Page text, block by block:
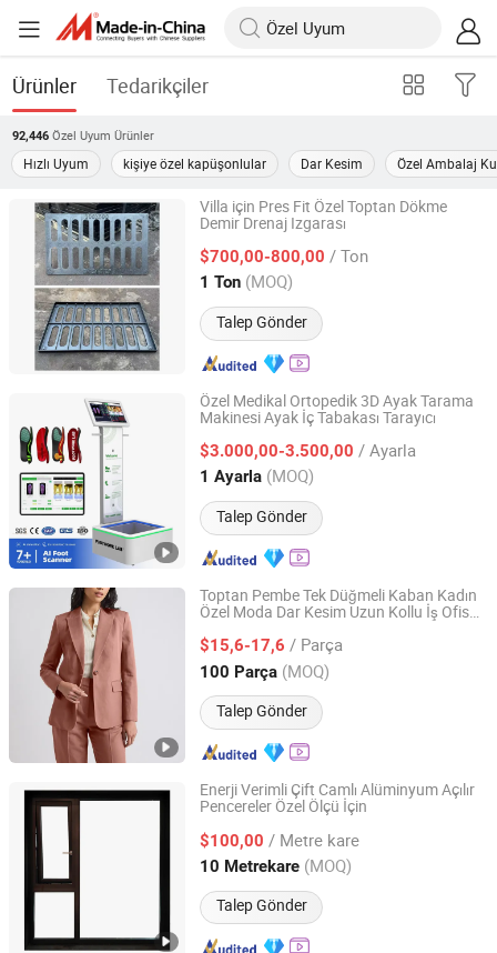
Ürünler Tedarikçiler
92,446 Özel Uyum Ürünler
Hızlı Uyum kişiye özel kapüşonlular Dar Kesim Özel Ambalaj
Villa için Pres Fit Özel Toptan Dökme
Demir Drenaj Izgarası
$700,00-800,00 / Ton
1 Ton (MOQ)
Talep Gönder
Jize County Hengyang Foundry Co., Ltd
Hebei, China Fiyat 2026
Özel Medikal Ortopedik 3D Ayak Tarama
Makinesi Ayak İç Tabakası Tarayıcı
$3.000,00-3.500,00 / Ayarla
1 Ayarla (MOQ)
Talep Gönder
Chongqing Xiaoai Technology Co., Ltd.
Chongqing, China Fiyat 2026
Toptan Pembe Tek Düğmeli Kaban Kadın
Özel Moda Dar Kesim Uzun Kollu İş Ofis
$15,6-17,6 / Parça
100 Parça (MOQ)
Talep Gönder
Dongguan Xiuyu Fashion Garment Co., Ltd.
Guangdong, China Fiyat 2025
Enerji Verimli Çift Camlı Alüminyum Açılır
Pencereler Özel Ölçü İçin
$100,00 / Metre kare
10 Metrekare (MOQ)
Talep Gönder
Wuxi Xinbaizhe Building Materials Co., Ltd.
Jiangsu, China Fiyat 2026